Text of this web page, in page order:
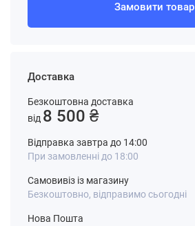
Доставка
Безкоштовна доставка
від 8 500 ₴
Відправка завтра до 14:00
При замовленні до 18:00
Самовивіз із магазину
Безкоштовно, відправимо сьогодні
Нова Пошта
Замовити товар